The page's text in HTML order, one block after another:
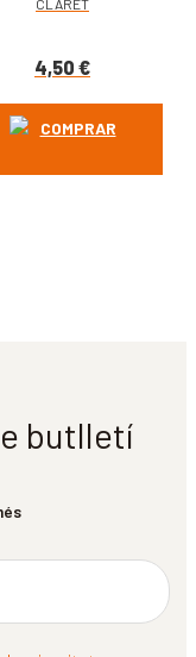
CLARET
4,50 €
COMPRAR
butlletí